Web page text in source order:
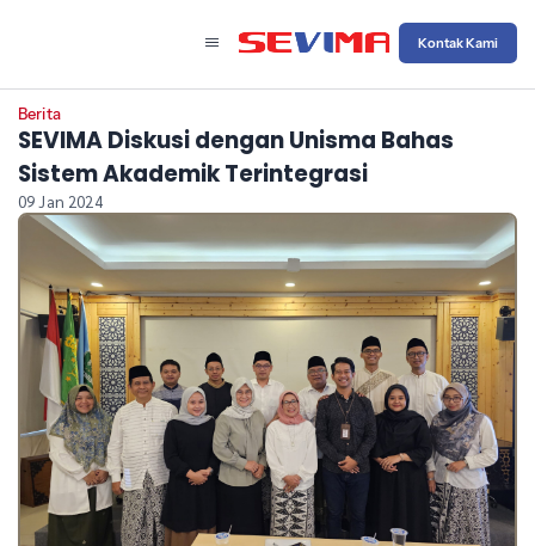
Kontak Kami
Berita
SEVIMA Diskusi dengan Unisma Bahas
Sistem Akademik Terintegrasi
09 Jan 2024